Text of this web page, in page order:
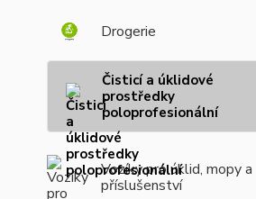
Drogerie
Čisticí a úklidové
prostředky
poloprofesionální
Vozíky pro úklid, mopy a
příslušenství